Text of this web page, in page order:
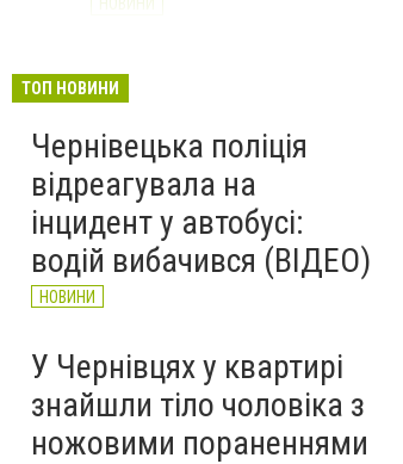
вимагав 50 тисяч доларів
потерпілого
НОВИНИ
7 серпня
ТОП НОВИНИ
Чернівецька поліція
відреагувала на
інцидент у автобусі:
водій вибачився (ВІДЕО)
НОВИНИ
У Чернівцях у квартирі
знайшли тіло чоловіка з
ножовими пораненнями